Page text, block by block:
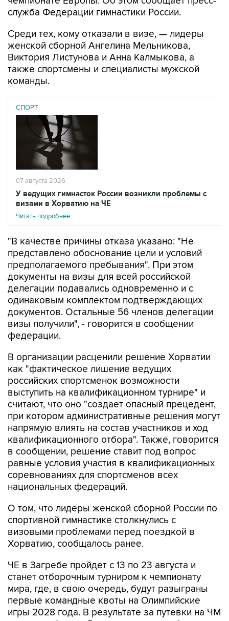
Среди тех, кому отказали в визе, — лидеры
Виктория Листунова и Анна Калмыкова, а
также спортсмены и специалисты мужской
команды.
СПОРТ
07 августа 2026
У ведущих гимнасток России возникли проблемы с
визами в Хорватию на ЧЕ
Читать подробнее
"В качестве причины отказа указано: "Не
предполагаемого пребывания". При этом
документы на визы для всей российской
делегации подавались одновременно и с
одинаковым комплектом подтверждающих
документов. Остальные 56 членов делегации
визы получили", - говорится в сообщении
федерации.
В организации расценили решение Хорватии
российских спортсменок возможности
выступить на квалификационном турнире" и
считают, что оно "создает опасный прецедент,
при котором административные решения могут
напрямую влиять на состав участников и ход
квалификационного отбора". Также, говорится
в сообщении, решение ставит под вопрос
равные условия участия в квалификационных
соревнованиях для спортсменов всех
национальных федераций.
О том, что лидеры женской сборной России по
визовыми проблемами перед поездкой в
Хорватию, сообщалось ранее.
ЧЕ в Загребе пройдет с 13 по 23 августа и
мира, где, в свою очередь, будут разыграны
первые командные квоты на Олимпийские
игры 2028 года. В результате за путевки на ЧМ
женская сборная России вынуждена бороться
резервным составом.